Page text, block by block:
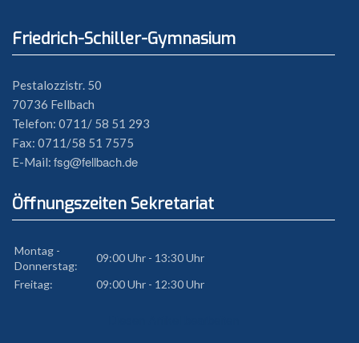
Friedrich-Schiller-Gymnasium
Pestalozzistr. 50
70736 Fellbach
Telefon: 0711/ 58 51 293
Fax: 0711/58 51 7575
E-Mail: fsg@fellbach.de
Öffnungszeiten Sekretariat
Montag -
Donnerstag:
09:00 Uhr - 13:30 Uhr
Freitag:
09:00 Uhr - 12:30 Uhr